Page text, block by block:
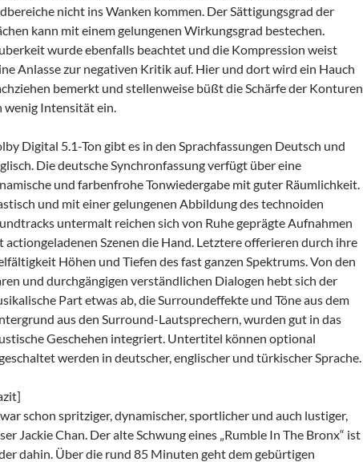
nicht ins Wanken kommen. Der Sättigungsgrad der
kann mit einem gelungenen Wirkungsgrad bestechen.
wurde ebenfalls beachtet und die Kompression weist
Anlasse zur negativen Kritik auf. Hier und dort wird ein Hauch
bemerkt und stellenweise büßt die Schärfe der Konturen
wenig Intensität ein.
Digital 5.1-Ton gibt es in den Sprachfassungen Deutsch und
Die deutsche Synchronfassung verfügt über eine
und farbenfrohe Tonwiedergabe mit guter Räumlichkeit.
und mit einer gelungenen Abbildung des technoiden
untermalt reichen sich von Ruhe geprägte Aufnahmen
actiongeladenen Szenen die Hand. Letztere offerieren durch ihre
Höhen und Tiefen des fast ganzen Spektrums. Von den
und durchgängigen verständlichen Dialogen hebt sich der
Part etwas ab, die Surroundeffekte und Töne aus dem
aus den Surround-Lautsprechern, wurden gut in das
Geschehen integriert. Untertitel können optional
werden in deutscher, englischer und türkischer Sprache.
schon spritziger, dynamischer, sportlicher und auch lustiger,
Jackie Chan. Der alte Schwung eines „Rumble In The Bronx“ ist
dahin. Über die rund 85 Minuten geht dem gebürtigen